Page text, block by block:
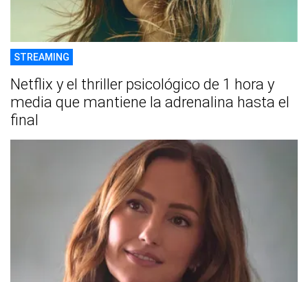
STREAMING
Netflix y el thriller psicológico de 1 hora y
media que mantiene la adrenalina hasta el
final